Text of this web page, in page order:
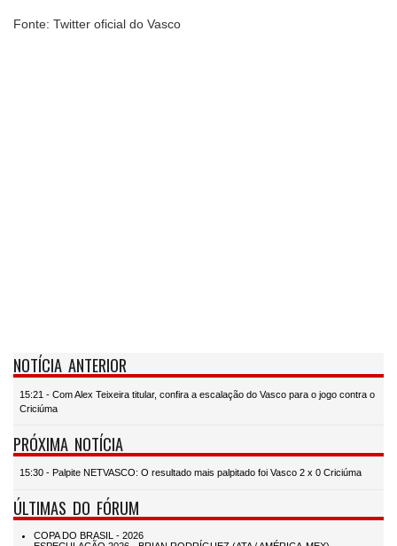
Fonte: Twitter oficial do Vasco
NOTÍCIA ANTERIOR
15:21 - Com Alex Teixeira titular, confira a escalação do Vasco para o jogo contra o
Criciúma
PRÓXIMA NOTÍCIA
15:30 - Palpite NETVASCO: O resultado mais palpitado foi Vasco 2 x 0 Criciúma
ÚLTIMAS DO FÓRUM